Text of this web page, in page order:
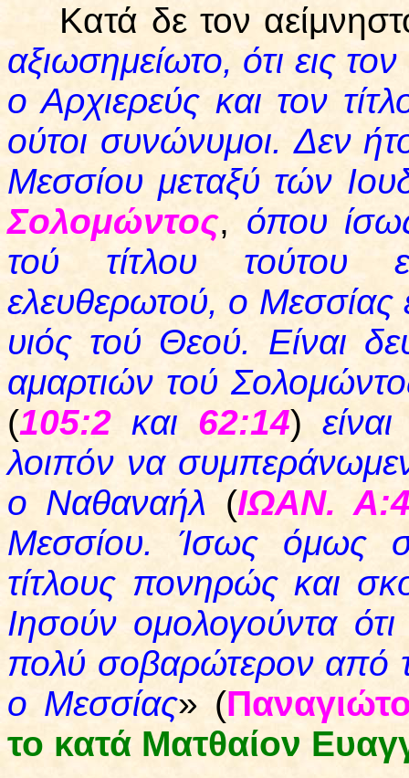
Κατά δε τον
αξιωσημείωτο, ότι εις
ο Αρχιερεύς και τον
ούτοι συνώνυμοι. Δεν
Μεσσίου μεταξύ τών
Σολομώντος, όπου
τού τίτλου τούτου
ελευθερωτού, ο Μεσσίας
υιός τού Θεού. Είναι
αμαρτιών τού
(105:2 και 62:14)
λοιπόν να
ο Ναθαναήλ (ΙΩΑΝ.
Μεσσίου. Ίσως όμως
τίτλους πονηρώς και
Ιησούν ομολογούντα
πολύ σοβαρώτερον από
ο Μεσσίας» (
το κατά Ματθαίον